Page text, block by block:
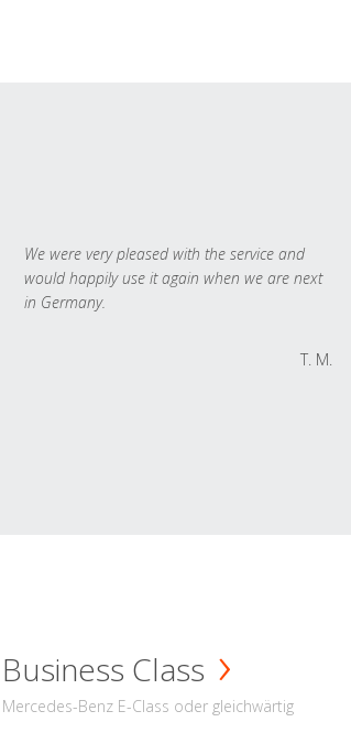
We were very pleased with the service and
would happily use it again when we are next
in Germany.
T. M.
Business Class
Mercedes-Benz E-Class oder gleichwärtig